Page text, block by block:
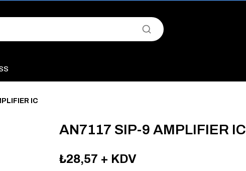
Çeşitliliği ile Stoktan Hemen Teslim."
Perakende Satış Avantajını Kaçırmayın!"
IC
AN7117 SIP-9 AMPLIFIER IC
₺28,57 + KDV